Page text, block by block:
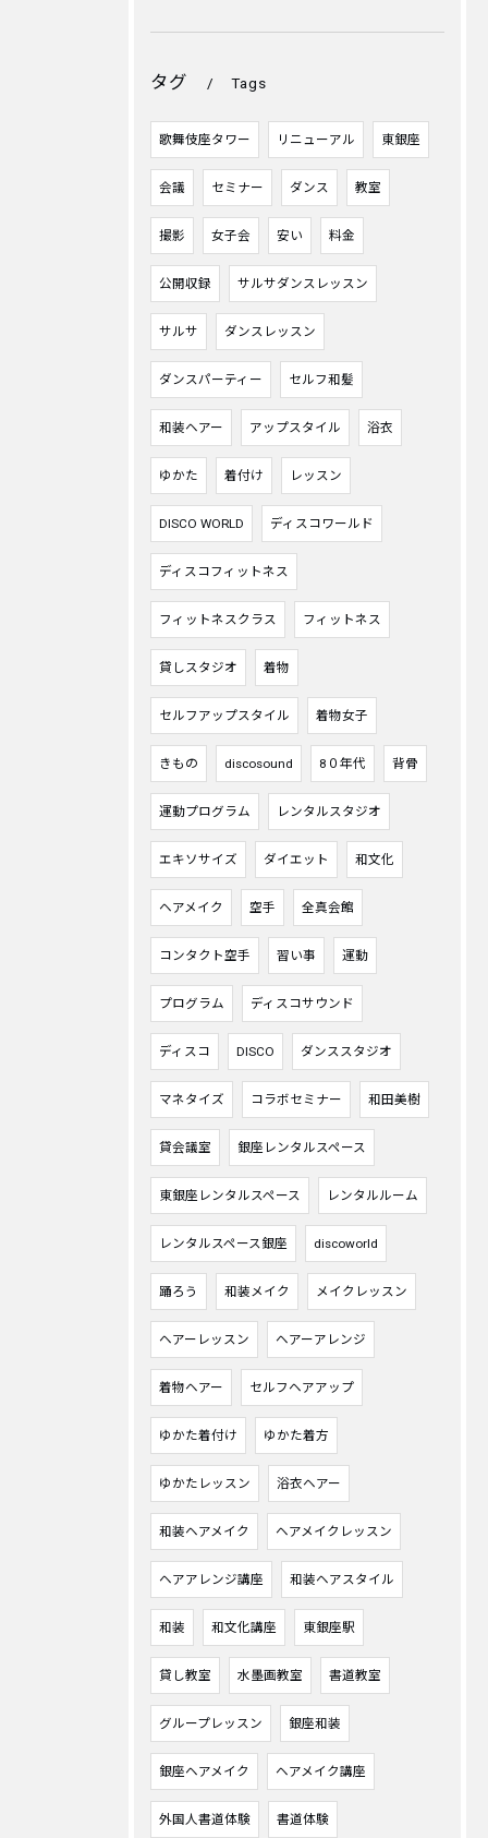
タグ Tags
歌舞伎座タワー リニューアル 東銀座
会議 セミナー ダンス 教室
撮影 女子会 安い 料金
公開収録 サルサダンスレッスン
サルサ ダンスレッスン
ダンスパーティー セルフ和髪
和装ヘアー アップスタイル 浴衣
ゆかた 着付け レッスン
DISCO WORLD ディスコワールド
ディスコフィットネス
フィットネスクラス フィットネス
貸しスタジオ 着物
セルフアップスタイル 着物女子
きもの discosound 8０年代 背骨
運動プログラム レンタルスタジオ
エキソサイズ ダイエット 和文化
ヘアメイク 空手 全真会館
コンタクト空手 習い事 運動
プログラム ディスコサウンド
ディスコ DISCO ダンススタジオ
マネタイズ コラボセミナー 和田美樹
貸会議室 銀座レンタルスペース
東銀座レンタルスペース レンタルルーム
レンタルスペース銀座 discoworld
踊ろう 和装メイク メイクレッスン
ヘアーレッスン ヘアーアレンジ
着物ヘアー セルフヘアアップ
ゆかた着付け ゆかた着方
ゆかたレッスン 浴衣ヘアー
和装ヘアメイク ヘアメイクレッスン
ヘアアレンジ講座 和装ヘアスタイル
和装 和文化講座 東銀座駅
貸し教室 水墨画教室 書道教室
グループレッスン 銀座和装
銀座ヘアメイク ヘアメイク講座
外国人書道体験 書道体験